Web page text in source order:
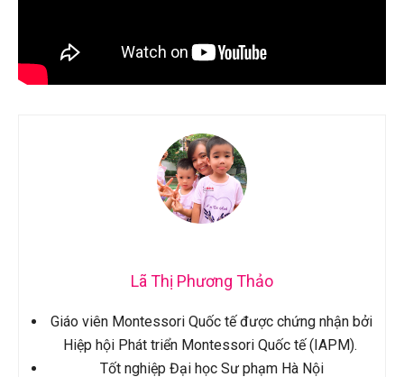
Lã Thị Phương Thảo
Giáo viên Montessori Quốc tế được chứng nhận bởi
Hiệp hội Phát triển Montessori Quốc tế (IAPM).
Tốt nghiệp Đại học Sư phạm Hà Nội